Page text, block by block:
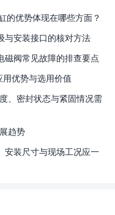
的优势体现在哪些方面？
与安装接口的核对方法
磁阀常见故障的排查要点
优势与选用价值
、密封状态与紧固情况需
趋势
安装尺寸与现场工况应一